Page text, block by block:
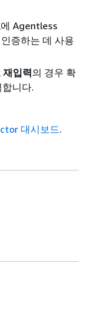
에 Agentless
증하는 데 사용
입력의 경우 확
니다.
대시보드.